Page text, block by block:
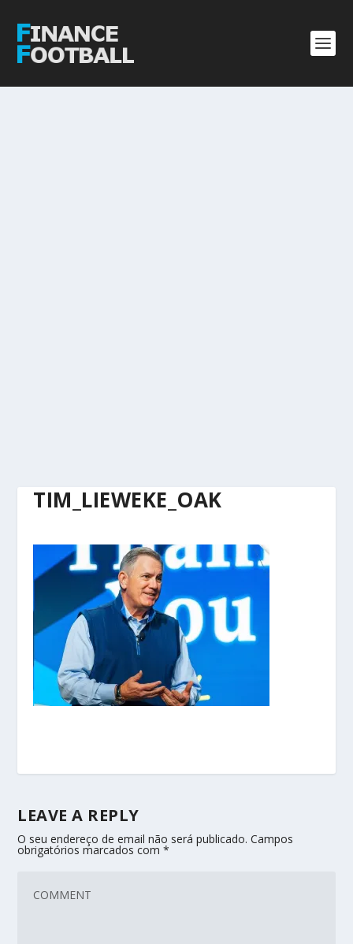
TIM_LIEWEKE_OAK
LEAVE A REPLY
O seu endereço de email não será publicado. Campos
obrigatórios marcados com*